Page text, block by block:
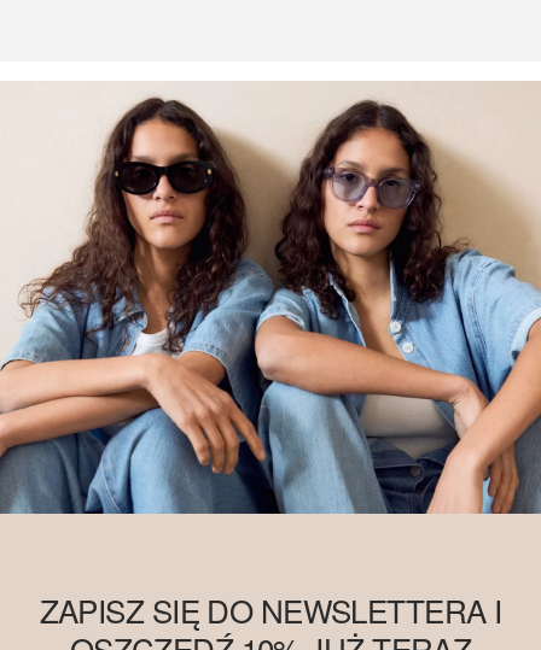
ZAPISZ SIĘ DO NEWSLETTERA I